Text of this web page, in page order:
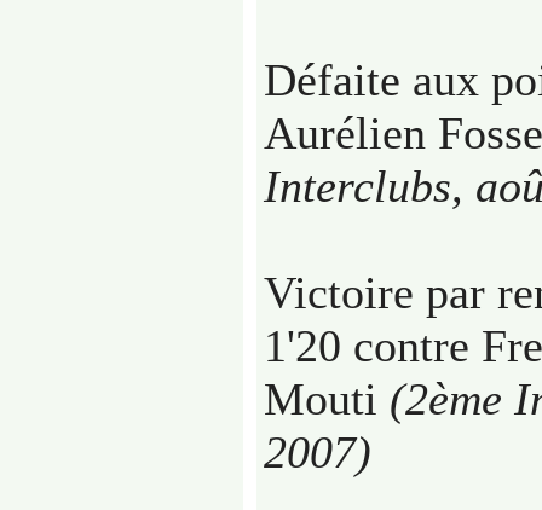
Défaite aux
Aurélien
Interclubs,
Victoire par
1'20 contre
Mouti (2ème
2007)